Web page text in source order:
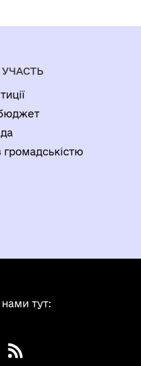
громадськістю
нами тут: